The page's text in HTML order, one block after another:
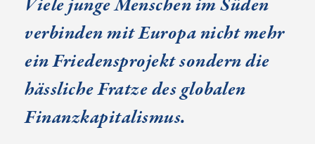
Viele junge Menschen im Süden
verbinden mit Europa nicht mehr
ein Friedensprojekt sondern die
hässliche Fratze des globalen
Finanzkapitalismus.